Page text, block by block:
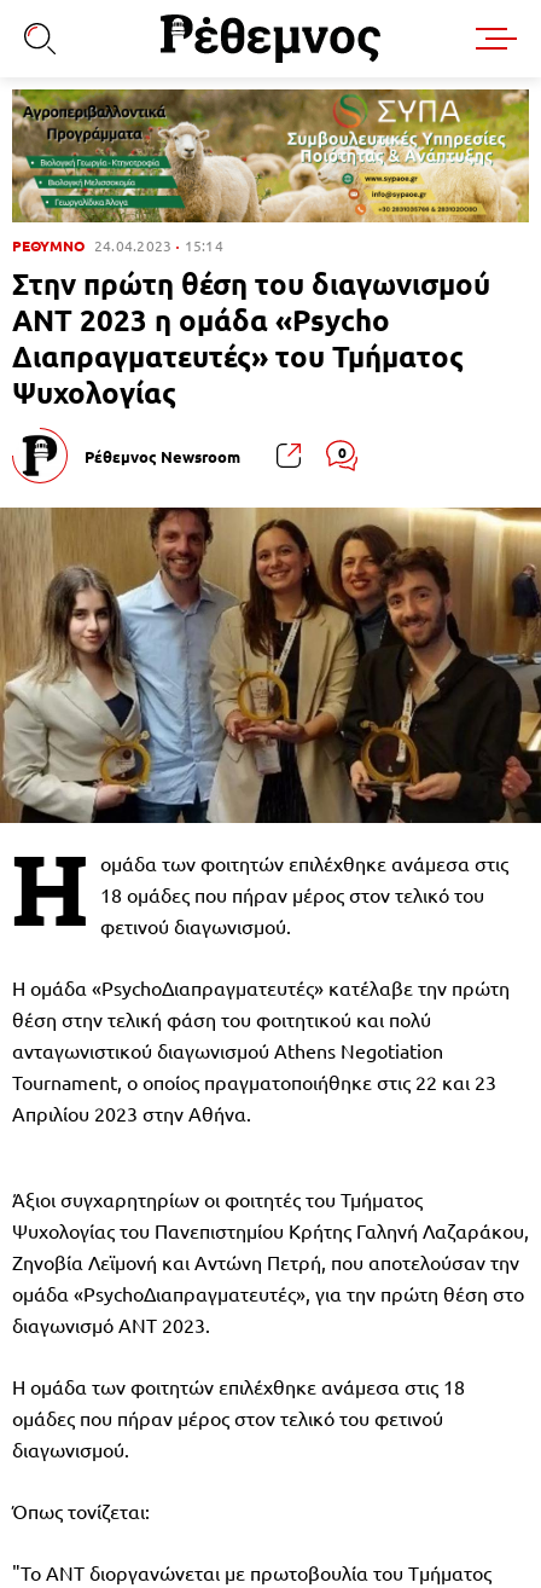
ΡΕΘΥΜΝΟ 24.04.2023 15:14
Στην πρώτη θέση του διαγωνισμού
ΑΝΤ 2023 η ομάδα «Psycho
Διαπραγματευτές» του Τμήματος
Ψυχολογίας
Ρέθεμνος Newsroom 0
Η ομάδα των φοιτητών επιλέχθηκε ανάμεσα στις
18 ομάδες που πήραν μέρος στον τελικό του
φετινού διαγωνισμού.
Η ομάδα «PsychoΔιαπραγματευτές» κατέλαβε την πρώτη
θέση στην τελική φάση του φοιτητικού και πολύ
ανταγωνιστικού διαγωνισμού Athens Negotiation
Tournament, ο οποίος πραγματοποιήθηκε στις 22 και 23
Απριλίου 2023 στην Αθήνα.
Άξιοι συγχαρητηρίων οι φοιτητές του Τμήματος
Ψυχολογίας του Πανεπιστημίου Κρήτης Γαληνή Λαζαράκου,
Ζηνοβία Λεϊμονή και Αντώνη Πετρή, που αποτελούσαν την
ομάδα «PsychoΔιαπραγματευτές», για την πρώτη θέση στο
διαγωνισμό ΑΝΤ 2023.
Η ομάδα των φοιτητών επιλέχθηκε ανάμεσα στις 18
ομάδες που πήραν μέρος στον τελικό του φετινού
διαγωνισμού.
Όπως τονίζεται:
"Το ΑΝΤ διοργανώνεται με πρωτοβουλία του Tμήματος